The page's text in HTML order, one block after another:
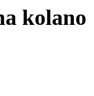
kolano